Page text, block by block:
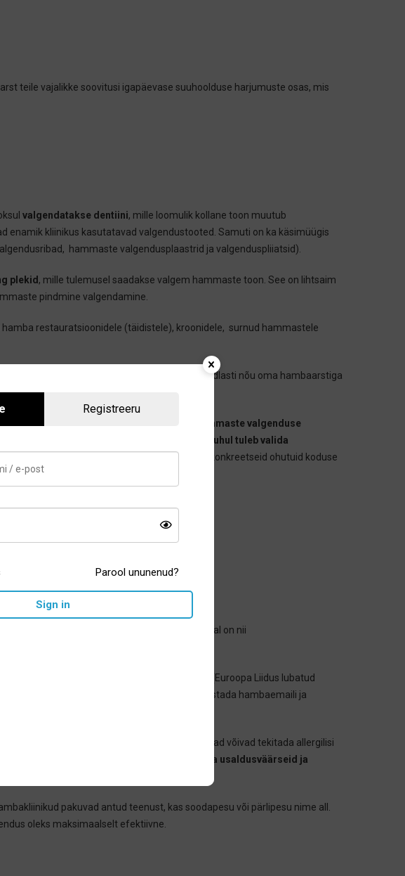
teile vajalikke soovitusi igapäevase suuhoolduse harjumuste osas, mis
valgendatakse dentiini, mille loomulik kollane toon muutub
enamik kliinikus kasutatavad valgendustooted. Samuti on ka käsimüügis
hammaste valgendusplaastrid ja valgenduspliiatsid).
plekid , mille tulemusel saadakse valgem hammaste toon. See on lihtsaim
pindmine valgendamine.
hamba restauratsioonidele (täidistele), kroonidele, surnud hammastele
hambakroone. Enne valgendamist pidage kindlasti nõu oma hambaarstiga
valida hambakliinikutes pakutavaid hammaste valgenduse
tagajärgi.
Koduse hammaste valgendamise puhul tuleb valida
teeb suuõõne läbivaatuse ning oskab soovitada konkreetseid ohutuid koduse
anname soovitusi nende valimise osas.
. Saadaval on nii
sisaldust, et
(Euroopa Liidus lubatud
toodete iseseisev kasutamine võib kahjustada hambaemaili ja
veel ka teisi kahjulikke aineid. Need koostisosad võivad tekitada allergilisi
soetamisel soovitame
valida usaldusväärseid ja
pakuvad antud teenust, kas soodapesu või pärlipesu nime all.
oleks maksimaalselt efektiivne.
Registreeru
Parool ununenud?
Sign in